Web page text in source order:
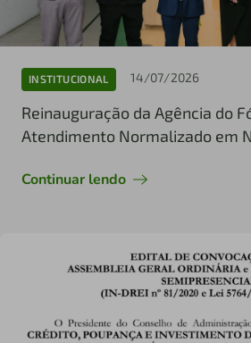
INSTITUCIONAL 14/07/2026
Reinauguração da Agência do
Atendimento Normalizado em
Continuar lendo